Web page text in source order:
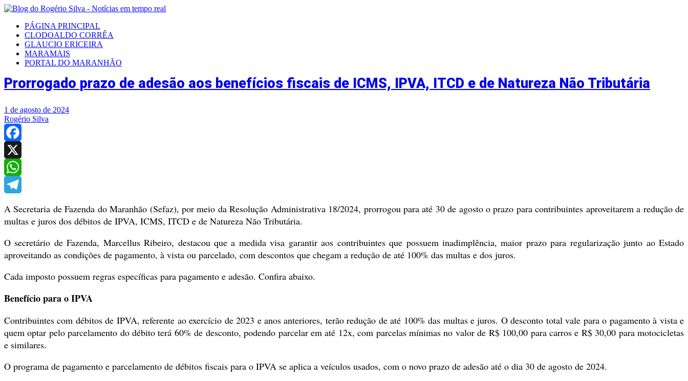
PÁGINA PRINCIPAL
CLODOALDO CORRÊA
GLAUCIO ERICEIRA
MARAMAIS
PORTAL DO MARANHÃO
Prorrogado prazo de adesão aos benefícios fiscais de ICMS, IPVA, ITCD e de Natureza Não Tributária
1 de agosto de 2024
Rogério Silva
Facebook
X
WhatsApp
A Secretaria de Fazenda do Maranhão (Sefaz), por meio da Resolução Administrativa 18/2024, prorrogou para até 30 de agosto o prazo para contribuintes aproveitarem a redução de
multas e juros dos débitos de IPVA, ICMS, ITCD e de Natureza Não Tributária.
O secretário de Fazenda, Marcellus Ribeiro, destacou que a medida visa garantir aos contribuintes que possuem inadimplência, maior prazo para regularização junto ao Estado
aproveitando as condições de pagamento, à vista ou parcelado, com descontos que chegam a redução de até 100% das multas e dos juros.
Cada imposto possuem regras específicas para pagamento e adesão. Confira abaixo.
Benefício para o IPVA
Contribuintes com débitos de IPVA, referente ao exercício de 2023 e anos anteriores, terão redução de até 100% das multas e juros. O desconto total vale para o pagamento à vista e
quem optar pelo parcelamento do débito terá 60% de desconto, podendo parcelar em até 12x, com parcelas mínimas no valor de R$ 100,00 para carros e R$ 30,00 para motocicletas
e similares.
O programa de pagamento e parcelamento de débitos fiscais para o IPVA se aplica a veículos usados, com o novo prazo de adesão até o dia 30 de agosto de 2024.